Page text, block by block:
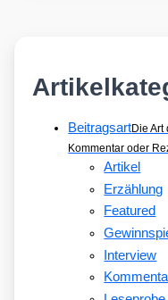
BeitragsartDie
Kommentar oder
Artikel
Erzählung
Featured
Interview